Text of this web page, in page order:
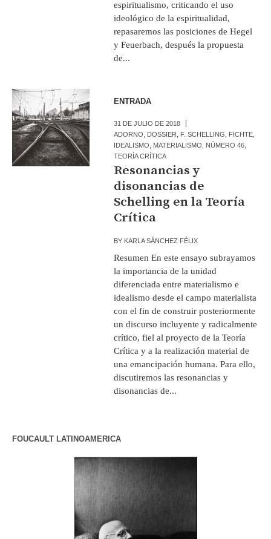
espiritualismo, criticando el uso
ideológico de la espiritualidad,
repasaremos las posiciones de Hegel
y Feuerbach, después la propuesta
de...
ENTRADA
31 DE JULIO DE 2018
ADORNO
DOSSIER F. SCHELLING FICHTE
IDEALISMO
MATERIALISMO NÚMERO 46
TEORÍA CRÍTICA
Resonancias y
disonancias de
Schelling en la Teoría
Crítica
BY KARLA SÁNCHEZ FÉLIX
Resumen En este ensayo subrayamos
la importancia de la unidad
diferenciada entre materialismo e
idealismo desde el campo materialista
con el fin de construir posteriormente
un discurso incluyente y radicalmente
crítico, fiel al proyecto de la Teoría
Crítica y a la realización material de
una emancipación humana. Para ello,
discutiremos las resonancias y
disonancias de...
FOUCAULT LATINOAMERICA